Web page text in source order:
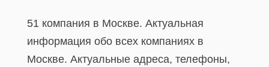
51 компания в Москве. Актуальная
информация обо всех компаниях в
Москве. Актуальные адреса, телефоны,